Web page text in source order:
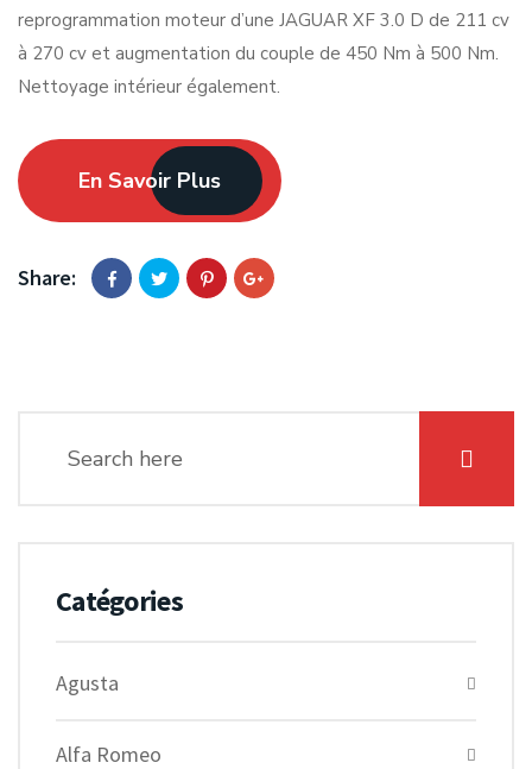
reprogrammation moteur d’une JAGUAR XF 3.0 D de 211 cv
à 270 cv et augmentation du couple de 450 Nm à 500 Nm.
Nettoyage intérieur également.
En Savoir Plus
Share:
Catégories
Agusta
Alfa Romeo